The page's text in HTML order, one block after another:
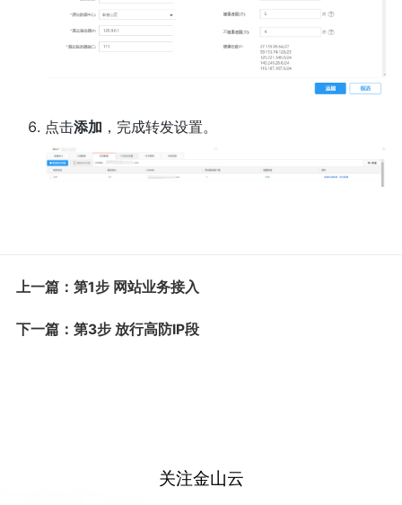
点击添加 ，完成转发设置。
上一篇：第1步 网站业务接入
下一篇：第3步 放行高防IP段
关注金山云